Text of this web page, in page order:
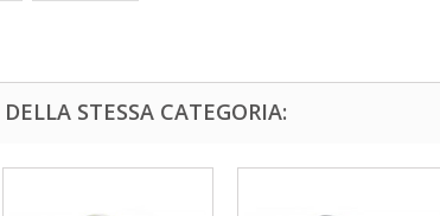
STESSA CATEGORIA: